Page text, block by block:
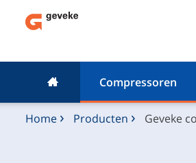
Compressoren
Home Producten Geveke